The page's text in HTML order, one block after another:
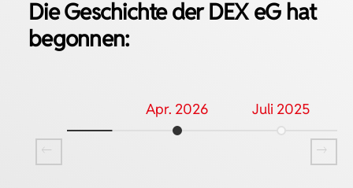
Die Geschichte der DEX eG hat
begonnen:
Apr. 2026 Juli 2025